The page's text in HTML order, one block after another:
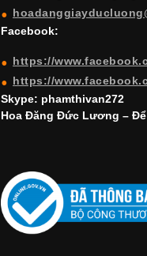
Facebook:
https://
https://
Skype: phamthivan272
Hoa Đăng Đức Lương –